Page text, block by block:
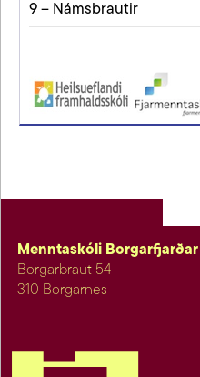
9 – Námsbrautir
Menntaskóli Borgarfjarðar
Borgarbraut 54
310 Borgarnes